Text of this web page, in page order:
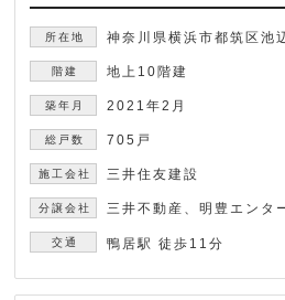
神奈川県横浜市都筑区池
地上10階建
2021年2月
705戸
三井住友建設
三井不動産、明豊エンタ
鴨居駅 徒歩11分